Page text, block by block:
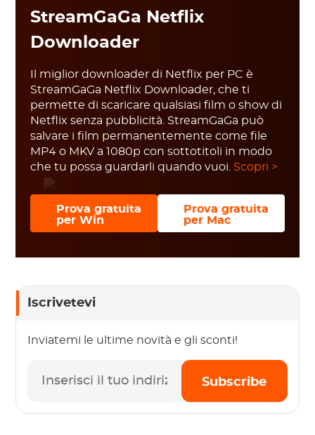
StreamGaGa Netflix
Downloader
Il miglior downloader di Netflix per PC è
StreamGaGa Netflix Downloader, che ti
permette di scaricare qualsiasi film o show di
Netflix senza pubblicità. StreamGaGa può
salvare i film permanentemente come file
MP4 o MKV a 1080p con sottotitoli in modo
che tu possa guardarli quando vuoi. Scopri >
Prova gratuita
per Win
Prova gratuita
per Mac
Iscrivetevi
Inviatemi le ultime novità e gli sconti!
Subscribe